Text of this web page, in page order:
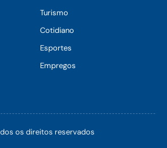
Turismo
Cotidiano
Esportes
Empregos
os direitos reservados